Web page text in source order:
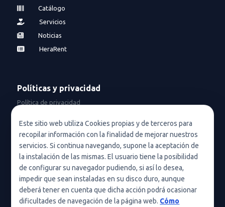
Este sitio web utiliza Cookies propias y de terceros para
recopilar información con la finalidad de mejorar nuestros
servicios. Si continua navegando, supone la aceptación de
la instalación de las mismas. El usuario tiene la posibilidad
de configurar su navegador pudiendo, si así lo desea,
impedir que sean instaladas en su disco duro, aunque
deberá tener en cuenta que dicha acción podrá ocasionar
dificultades de navegación de la página web. Cómo
Catálogo
Servicios
Noticias
HeraRent
Políticas y privacidad
Política de privacidad
Política de privacidad en redes sociales
Condiciones de uso
Política de cookies (UE)
Política de cookies
Condiciones generales de contratación